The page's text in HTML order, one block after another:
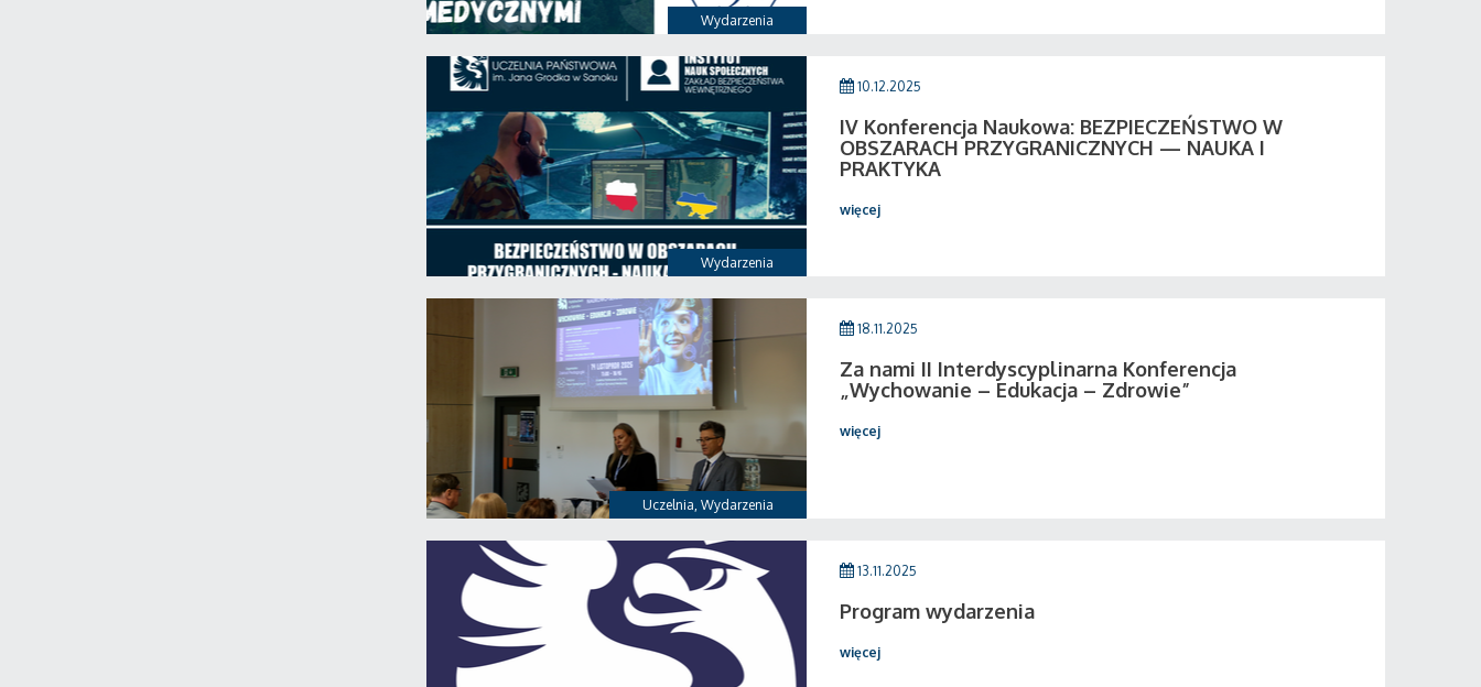
Wydarzenia
Wydarzenia
10.12.2025
IV Konferencja Naukowa: BEZPIECZEŃSTWO W
OBSZARACH PRZYGRANICZNYCH — NAUKA I
PRAKTYKA
więcej
Uczelnia, Wydarzenia
18.11.2025
Za nami II Interdyscyplinarna Konferencja
„Wychowanie – Edukacja – Zdrowie”
więcej
13.11.2025
Program wydarzenia
więcej